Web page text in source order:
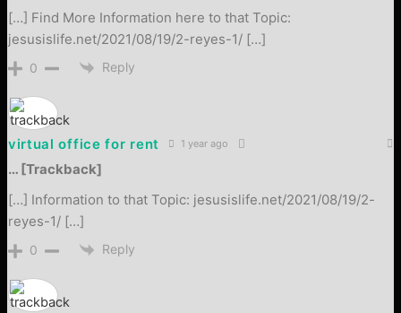
[…] Find More Information here to that Topic:
jesusislife.net/2021/08/19/2-reyes-1/ […]
0 Reply
virtual office for rent 1 year ago
… [Trackback]
[…] Information to that Topic: jesusislife.net/2021/08/19/2-
reyes-1/ […]
0 Reply